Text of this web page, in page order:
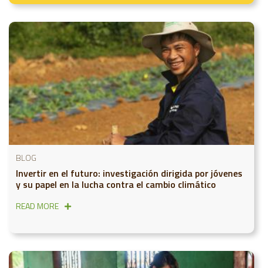
BLOG
Invertir en el futuro: investigación dirigida por jóvenes
y su papel en la lucha contra el cambio climático
READ MORE